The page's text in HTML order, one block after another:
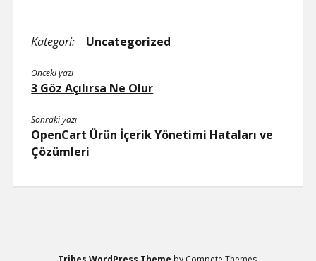
Kategori: Uncategorized
Önceki yazı
3 Göz Açılırsa Ne Olur
Sonraki yazı
OpenCart Ürün İçerik Yönetimi Hataları ve
Çözümleri